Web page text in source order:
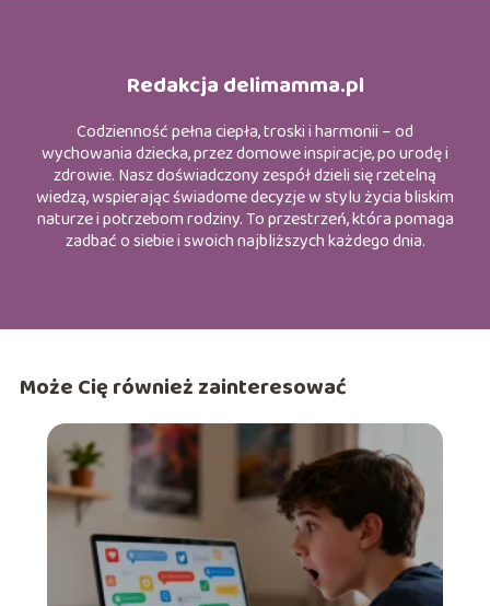
Redakcja delimamma.pl
Codzienność pełna ciepła, troski i harmonii – od
wychowania dziecka, przez domowe inspiracje, po urodę i
zdrowie. Nasz doświadczony zespół dzieli się rzetelną
wiedzą, wspierając świadome decyzje w stylu życia bliskim
naturze i potrzebom rodziny. To przestrzeń, która pomaga
zadbać o siebie i swoich najbliższych każdego dnia.
Może Cię również zainteresować